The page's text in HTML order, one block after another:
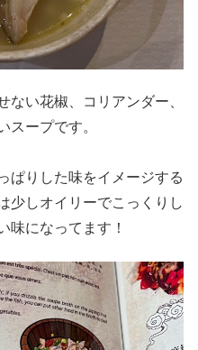
ない花椒、コリアンダー、
スープです。
ぱりした味をイメージする
少しオイリーでこっくりし
味になってます！